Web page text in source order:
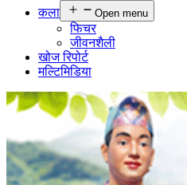
कला
Open menu
फिचर
जीवनशैली
खोज रिपोर्ट
मल्टिमिडिया